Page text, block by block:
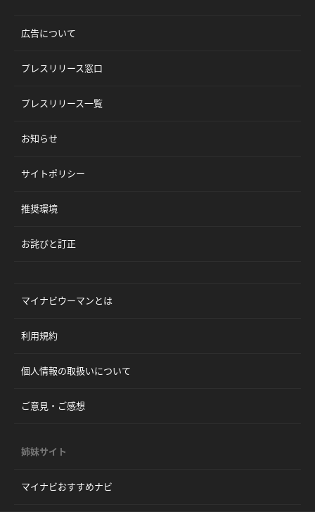
広告について
プレスリリース窓口
プレスリリース一覧
お知らせ
サイトポリシー
推奨環境
お詫びと訂正
マイナビウーマンとは
利用規約
個人情報の取扱いについて
ご意見・ご感想
姉妹サイト
マイナビおすすめナビ